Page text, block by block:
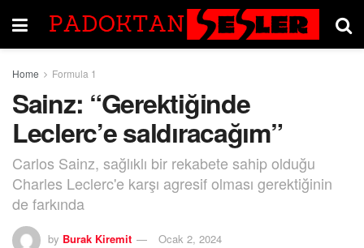
Home Formula 1
Sainz: “Gerektiğinde
Leclerc’e saldıracağım”
Carlos Sainz, sağlıklı bir rekabete sahip olduğu
Charles Leclerc'e karşı agresif olması gerektiğinin
de farkında
by Burak Kiremit Ocak 2, 2024